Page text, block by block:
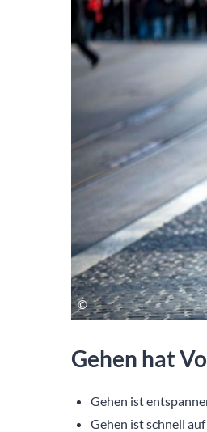
Gehen hat
Gehen ist
Gehen ist schnell